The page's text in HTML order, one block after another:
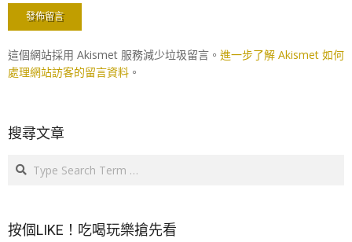
這個網站採用 Akismet 服務減少垃圾留言。 進一步了解 Akismet 如何
處理網站訪客的留言資料 。
搜尋文章
Search
按個LIKE！吃喝玩樂搶先看